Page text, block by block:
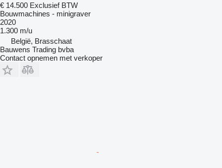
€ 14.500 Exclusief BTW
Bouwmachines - minigraver
2020
1.300 m/u
België, Brasschaat
Bauwens Trading bvba
Contact opnemen met verkoper